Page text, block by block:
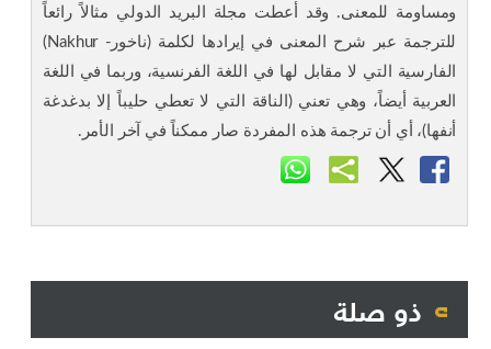
ومساومة للمعنى. وقد أعطت مجلة البريد الدولي مثالاً رائعاً
للترجمة عبر شرح المعنى في إيرادها لكلمة (ناخور- Nakhur)
الفارسية التي لا مقابل لها في اللغة الفرنسية، وربما في اللغة
العربية أيضاً، وهي تعني (الناقة التي لا تعطي حليباً إلا بدغدغة
أنفها)، أي أن ترجمة هذه المفردة صار ممكناً في آخر الأمر.
ذو صلة